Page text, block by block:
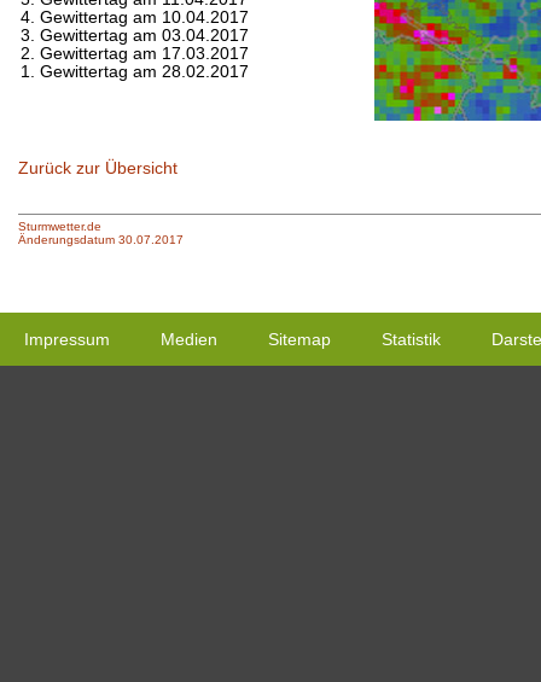
4. Gewittertag am 10.04.2017
3. Gewittertag am 03.04.2017
2. Gewittertag am 17.03.2017
1. Gewittertag am 28.02.2017
Zurück zur Übersicht
Sturmwetter.de
Änderungsdatum 30.07.2017
Impressum Medien Sitemap Statistik